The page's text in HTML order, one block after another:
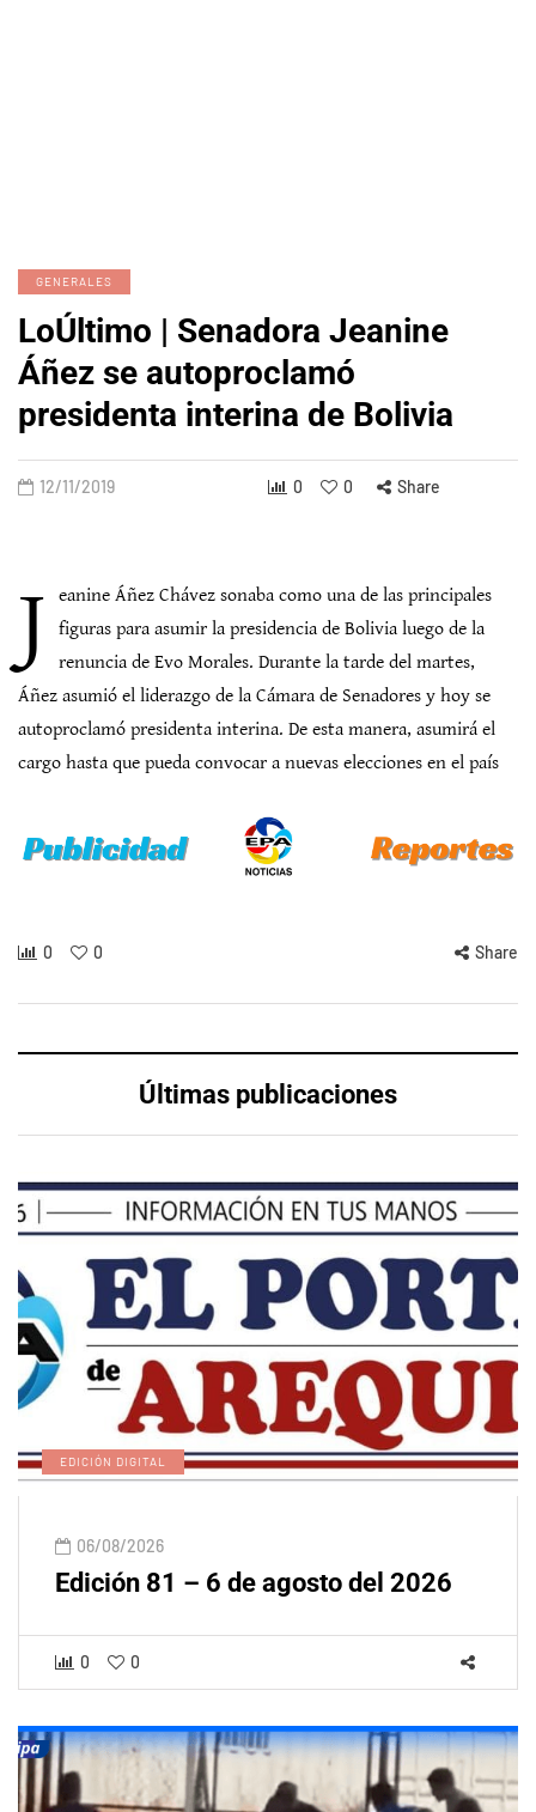
GENERALES
LoÚltimo | Senadora Jeanine
Áñez se autoproclamó
presidenta interina de Bolivia
12/11/2019 0 0 Share
J
eanine Áñez Chávez sonaba como una de las principales
figuras para asumir la presidencia de Bolivia luego de la
renuncia de Evo Morales. Durante la tarde del martes,
Áñez asumió el liderazgo de la Cámara de Senadores y hoy se
autoproclamó presidenta interina. De esta manera, asumirá el
cargo hasta que pueda convocar a nuevas elecciones en el país
0 0 Share
Últimas publicaciones
EDICIÓN DIGITAL
06/08/2026
Edición 81 – 6 de agosto del 2026
0 0